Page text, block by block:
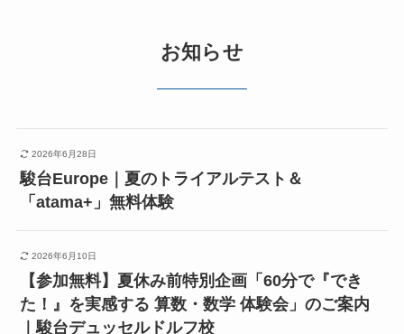
お知らせ
2026年6月28日
駿台Europe｜夏のトライアルテスト＆
「atama+」無料体験
2026年6月10日
【参加無料】夏休み前特別企画「60分で『でき
た！』を実感する 算数・数学 体験会」のご案内
｜駿台デュッセルドルフ校